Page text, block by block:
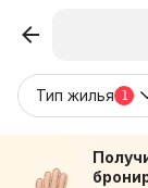
Тип жилья 1